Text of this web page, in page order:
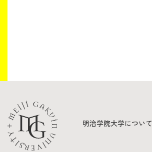
明治学院大学について